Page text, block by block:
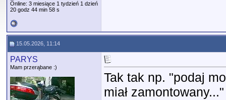
Online: 3 miesiące 1 tydzień 1 dzień
20 godz 44 min 58 s
15.05.2026, 11:14
PARYS
Mam przerąbane :)
Tak tak np. "podaj
miał zamontowany..."